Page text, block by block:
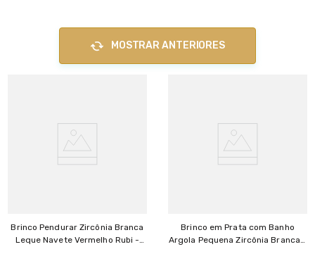
MOSTRAR ANTERIORES
Brinco Pendurar Zircônia Branca
Leque Navete Vermelho Rubi -
Brinco em Prata com Banho
Argola Pequena Zircônia Branca -